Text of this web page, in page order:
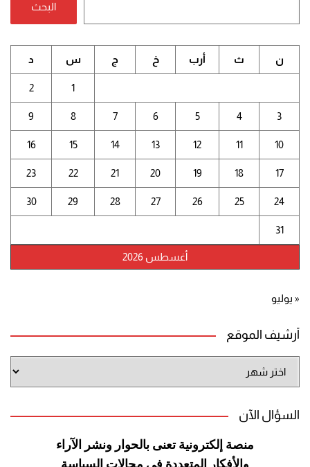
البحث
أغسطس 2026
ن ث أرب خ ج س د
1
2
3
4
5
6
7
8
9
10
11
12
13
14
15
16
17
18
19
20
21
22
23
24
25
26
27
28
29
30
31
« يوليو
أرشيف الموقع
الموقع
السؤال الآن
منصة إلكترونية تعنى بالحوار ونشر الآراء